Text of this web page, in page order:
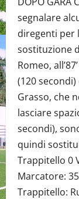
segnalare
diregenti per
sostituzione
Romeo,
(120 secondi)
Grasso, che
lasciare
secondi),
quindi
Trappitello 0
Marcatore:
Trappitello: